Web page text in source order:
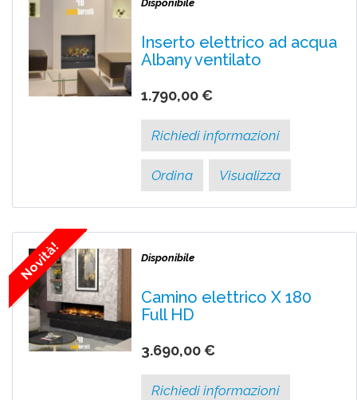
Disponibile
Inserto elettrico ad acqua
Albany ventilato
1.790,00 €
Richiedi informazioni
Ordina Visualizza
Novità! Disponibile
Camino elettrico X 180
Full HD
3.690,00 €
Richiedi informazioni